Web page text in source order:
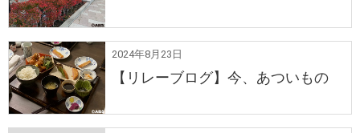
2024年8月23日
【リレーブログ】今、あついもの